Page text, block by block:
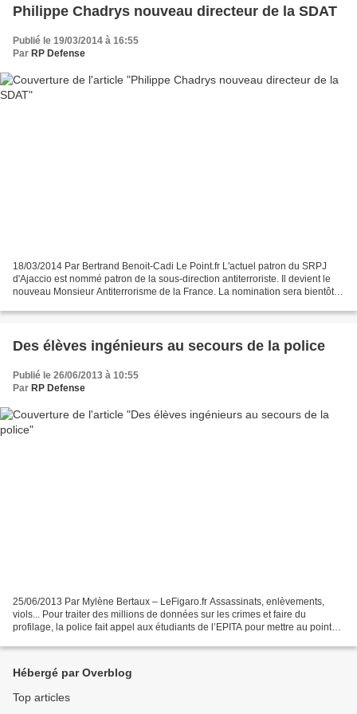
Philippe Chadrys nouveau directeur de la SDAT
Publié le 19/03/2014 à 16:55
Par RP Defense
18/03/2014 Par Bertrand Benoit-Cadi Le Point.fr L'actuel patron du SRPJ
d'Ajaccio est nommé patron de la sous-direction antiterroriste. Il devient le
nouveau Monsieur Antiterrorisme de la France. La nomination sera bientôt
Des élèves ingénieurs au secours de la police
Publié le 26/06/2013 à 10:55
Par RP Defense
25/06/2013 Par Mylène Bertaux – LeFigaro.fr Assassinats, enlèvements,
viols... Pour traiter des millions de données sur les crimes et faire du
profilage, la police fait appel aux étudiants de l’EPITA pour mettre au point
Hébergé par Overblog
Top articles